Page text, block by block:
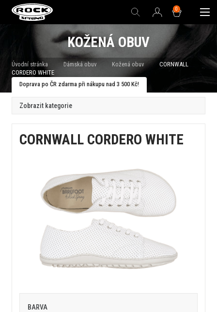
0
KOŽENÁ OBUV
Úvodní stránka Dámská obuv Kožená obuv
CORNWALL
CORDERO WHITE
Doprava po ČR zdarma při nákupu nad 3 500 Kč!
CORNWALL CORDERO WHITE
BARVA
Zobrazit kategorie